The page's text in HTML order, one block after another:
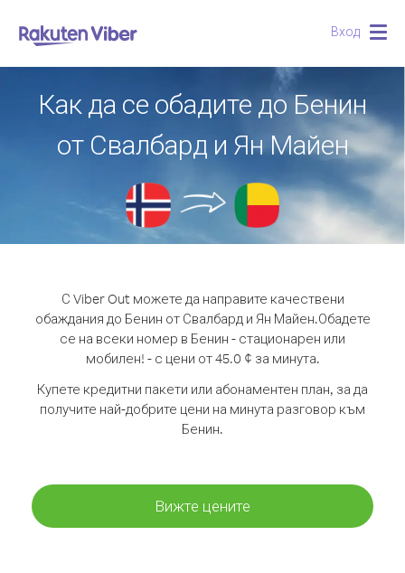
Вход
Как да се обадите до Бенин
от Свалбард и Ян Майен
С Viber Out можете да направите качествени
обаждания до Бенин от Свалбард и Ян Майен.Обадете
се на всеки номер в Бенин - стационарен или
мобилен! - с цени от 45.0 ¢ за минута.
Купете кредитни пакети или абонаментен план, за да
получите най-добрите цени на минута разговор към
Бенин.
Вижте цените